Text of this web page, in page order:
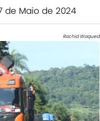
de Maio de 2024
Rachid Waqued